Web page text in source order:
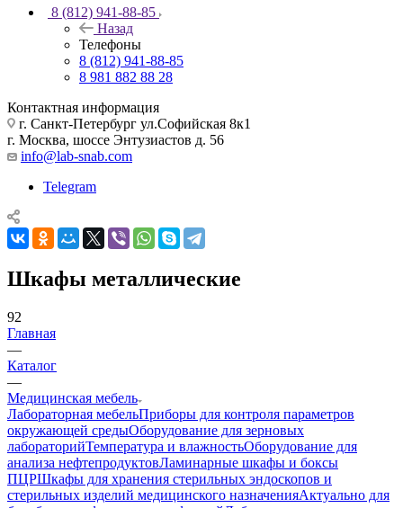
8 (812) 941-88-85
Назад
Телефоны
8 (812) 941-88-85
8 981 882 88 28
Контактная информация
г. Санкт-Петербург ул.Софийская 8к1
г. Москва, шоссе Энтузиастов д. 56
info@lab-snab.com
Telegram
Шкафы металлические
92
Главная
—
Каталог
—
Медицинская мебель
Лабораторная мебельПриборы для контроля параметров
окружающей средыОборудование для зерновых
лабораторийТемпература и влажностьОборудование для
анализа нефтепродуктовЛаминарные шкафы и боксы
ПЦРШкафы для хранения стерильных эндоскопов и
стерильных изделий медицинского назначенияАктуально для